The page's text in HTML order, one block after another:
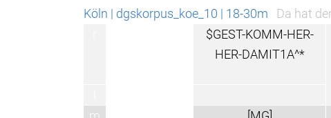
Köln | dgskorpus_koe_10 | 18-30m
Da hat
$GEST-KOMM-HER-
HER-DAMIT1A^*